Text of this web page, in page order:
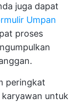
juga dapat
Umpan
proses
peringkat
untuk